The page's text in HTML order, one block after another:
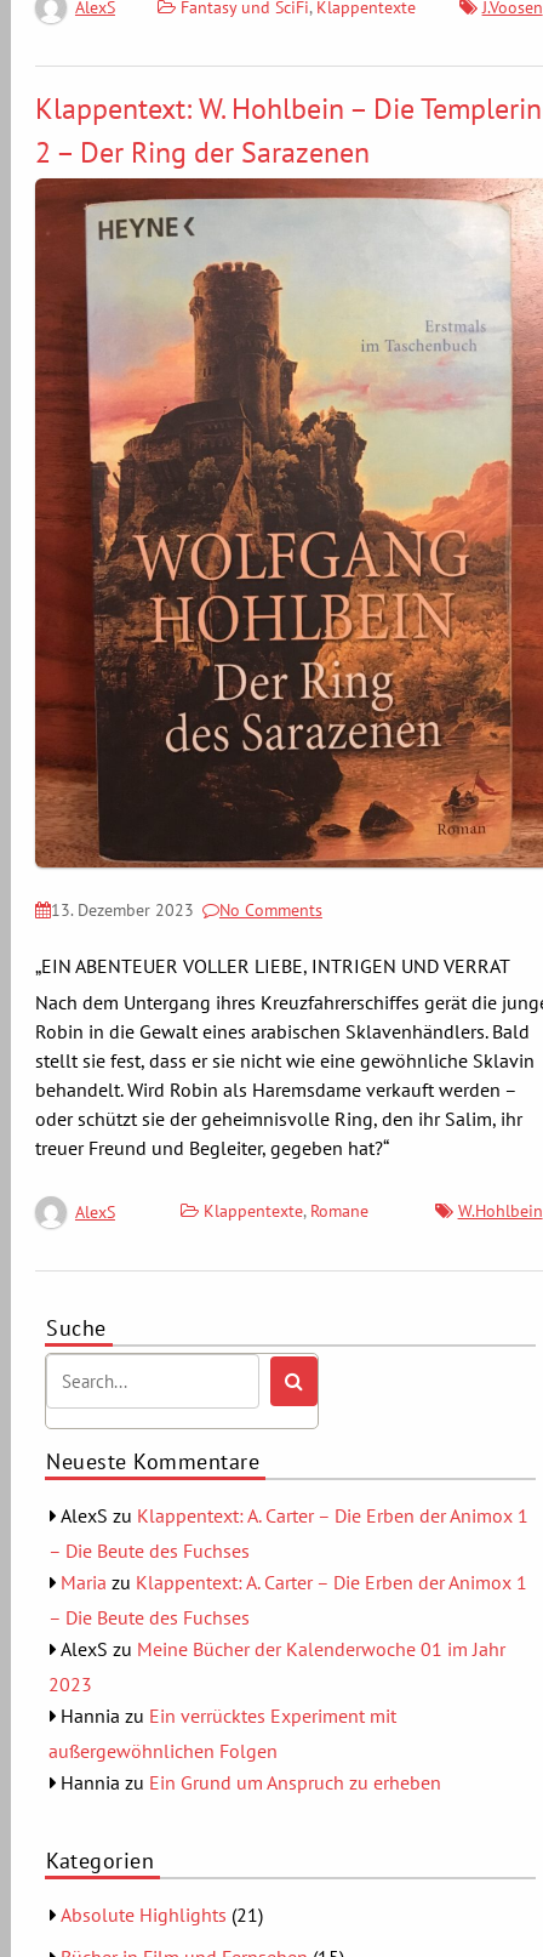
AlexS Fantasy und SciFi, Klappentexte J.Voosen
Klappentext: W. Hohlbein – Die Templerin
2 – Der Ring der Sarazenen
13. Dezember 2023 No Comments
„EIN ABENTEUER VOLLER LIEBE, INTRIGEN UND VERRAT
Nach dem Untergang ihres Kreuzfahrerschiffes gerät die
Robin in die Gewalt eines arabischen Sklavenhändlers. Bald
stellt sie fest, dass er sie nicht wie eine gewöhnliche Sklavin
behandelt. Wird Robin als Haremsdame verkauft werden –
oder schützt sie der geheimnisvolle Ring, den ihr Salim, ihr
treuer Freund und Begleiter, gegeben hat?“
AlexS Klappentexte, Romane W.Hohlbein
Suche
Neueste Kommentare
AlexS zu Klappentext: A. Carter – Die Erben der Animox 1
– Die Beute des Fuchses
Maria zu Klappentext: A. Carter – Die Erben der Animox 1
– Die Beute des Fuchses
AlexS zu Meine Bücher der Kalenderwoche 01 im Jahr
2023
Hannia zu Ein verrücktes Experiment mit
außergewöhnlichen Folgen
Hannia zu Ein Grund um Anspruch zu erheben
Kategorien
Absolute Highlights (21)